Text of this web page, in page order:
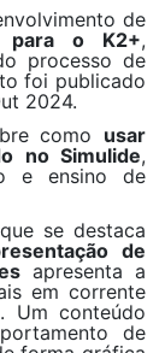
de
para o K2+,
processo de
foi publicado
2024.
como usar
no Simulide,
e ensino de
se destaca
de
apresenta a
em corrente
Um conteúdo
de